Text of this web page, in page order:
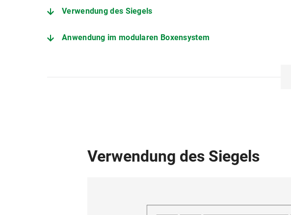
Verwendung des Siegels
Anwendung im modularen Boxensystem
Verwendung des Siegels